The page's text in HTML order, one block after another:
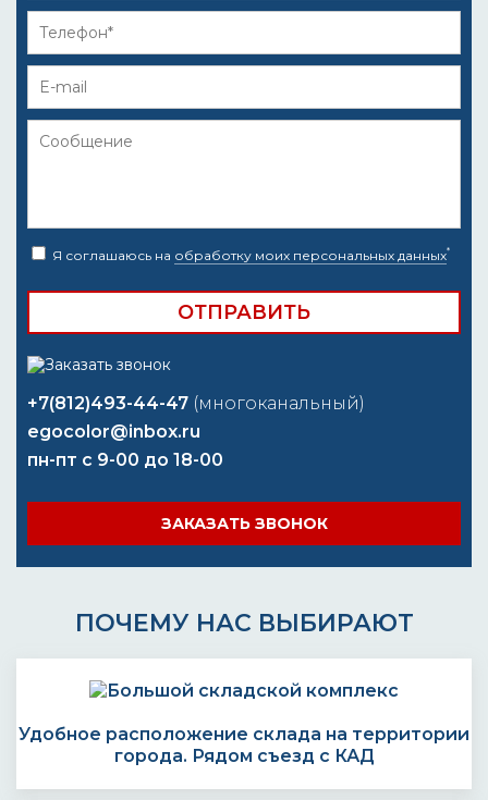
Я соглашаюсь на обработку моих персональных данных*
+7(812)493-44-47 (многоканальный)
egocolor@inbox.ru
пн-пт с 9-00 до 18-00
ЗАКАЗАТЬ ЗВОНОК
ПОЧЕМУ НАС ВЫБИРАЮТ
Удобное расположение склада на территории
города. Рядом съезд с КАД